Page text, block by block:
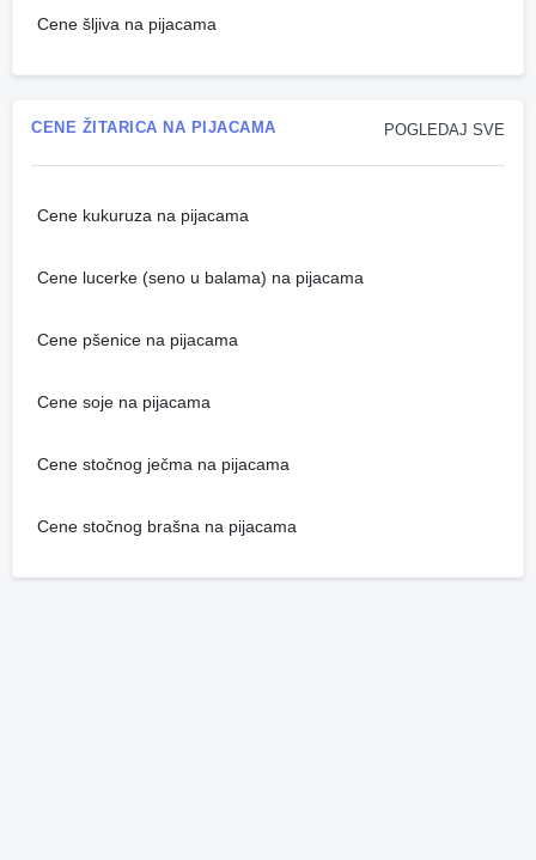
Cene šljiva na pijacama
POGLEDAJ SVE
CENE ŽITARICA NA PIJACAMA
Cene kukuruza na pijacama
Cene lucerke (seno u balama) na pijacama
Cene pšenice na pijacama
Cene soje na pijacama
Cene stočnog ječma na pijacama
Cene stočnog brašna na pijacama